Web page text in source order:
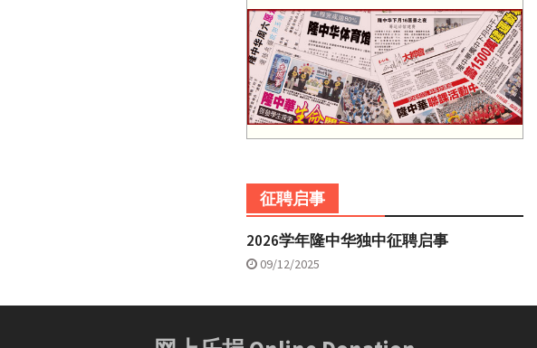
征聘启事
2026学年隆中华独中征聘启事
09/12/2025